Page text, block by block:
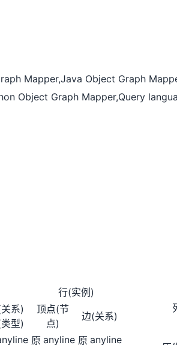
Mapper,Java Object Graph
Object Graph Mapper,Query
行(实例)
系)
型)
顶点(节
点)
边(关系)
原 anyline 原 anyline